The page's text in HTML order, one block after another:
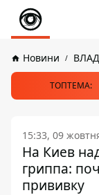
Новини
ТОПТЕМА:
15:33, 09
На Киев
гриппа:
прививку